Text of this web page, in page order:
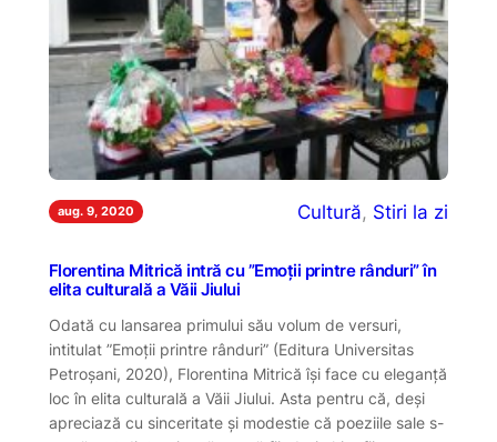
aug. 9, 2020 Cultură, Stiri la zi
Florentina Mitrică intră cu ”Emoții printre rânduri” în
elita culturală a Văii Jiului
Odată cu lansarea primului său volum de versuri,
intitulat ”Emoții printre rânduri” (Editura Universitas
Petroșani, 2020), Florentina Mitrică își face cu eleganță
loc în elita culturală a Văii Jiului. Asta pentru că, deși
apreciază cu sinceritate și modestie că poeziile sale s-